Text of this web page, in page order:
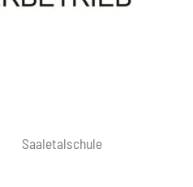
Saaletalschule